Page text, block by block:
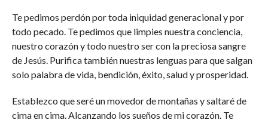
Te pedimos perdón por toda iniquidad generacional y por
todo pecado. Te pedimos que limpies nuestra conciencia,
nuestro corazón y todo nuestro ser con la preciosa sangre
de Jesús. Purifica también nuestras lenguas para que salgan
solo palabra de vida, bendición, éxito, salud y prosperidad.
Establezco que seré un movedor de montañas y saltaré de
cima en cima. Alcanzando los sueños de mi corazón. Te